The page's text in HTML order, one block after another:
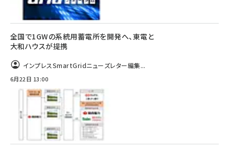
全国で1GWの系統用蓄電所を開発へ、東電と
大和ハウスが提携
インプレスSmartGridニューズレター編集...
6月22日 13:00